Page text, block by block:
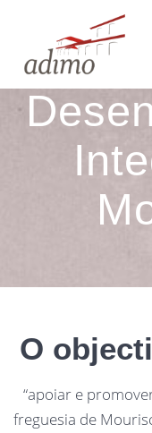
O
“apoiar e
freguesia de